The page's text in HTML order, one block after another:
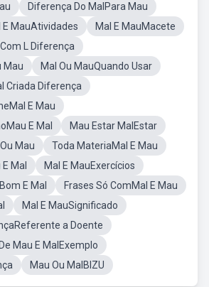
Diferença Do MalPara Mau
E MauAtividades
Mal E MauMacete
L Diferença
Mau
Mal Ou MauQuando Usar
Criada Diferença
E Mau
E Mal
Mau Estar MalEstar
Mau
Toda MateriaMal E Mau
Mal
Mal E MauExercícios
E Mal
Frases Só ComMal E Mau
Mal E MauSignificado
a Doente
Mau E MalExemplo
Mau Ou MalBIZU